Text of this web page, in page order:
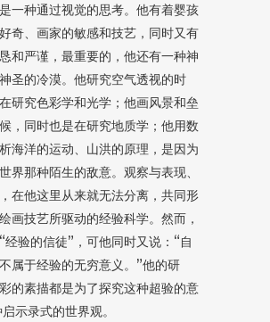
一种通过视觉的思考。他有着婴孩
奇、画家的敏感和技艺，同时又有
和严谨，最重要的，他还有一种神
圣的冷漠。他研究空气透视的时
研究色彩学和光学；他画风景和垒
，同时也是在研究地质学；他用数
海洋的运动、山洪的原理，是因为
界那种陌生的敌意。观察与表现、
在他这里从来就无法分离，共同形
画技艺所驱动的经验科学。然而，
经验的信徒”，可他同时又说：“自
属于经验的无穷意义。”他的研
的素描都是为了探究这种超验的意
示录式的世界观。